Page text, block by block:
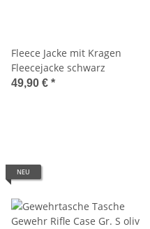
Fleece Jacke mit Kragen
Fleecejacke schwarz
49,90 € *
NEU